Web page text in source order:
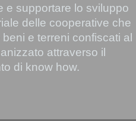
e supportare lo sviluppo
delle cooperative che
e terreni confiscati al
attraverso il
di know how.